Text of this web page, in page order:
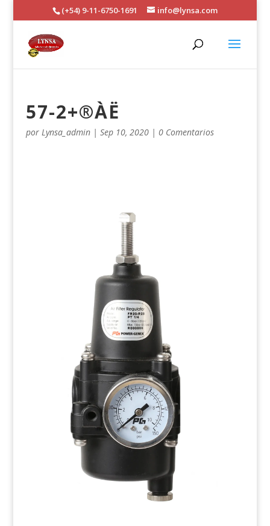
(+54) 9-11-6750-1691 info@lynsa.com
57-2+®ÀË
por Lynsa_admin| Sep 10, 2020| 0 Comentarios